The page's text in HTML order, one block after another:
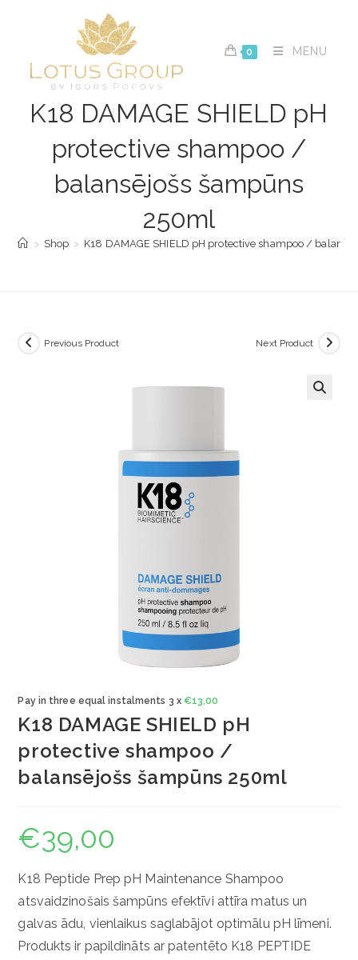
0 MENU
K18 DAMAGE SHIELD pH
protective shampoo /
balansējošs šampūns
250ml
> Shop > K18 DAMAGE SHIELD pH protective shampoo /
Previous Product Next Product
Pay in three equal instalments 3 x €13,00
K18 DAMAGE SHIELD pH
protective shampoo /
balansējošs šampūns 250ml
€39,00
K18 Peptide Prep pH Maintenance Shampoo
atsvaidzinošais šampūns efektīvi attīra matus un
galvas ādu, vienlaikus saglabājot optimālu pH līmeni.
Produkts ir papildināts ar patentēto K18 PEPTIDE